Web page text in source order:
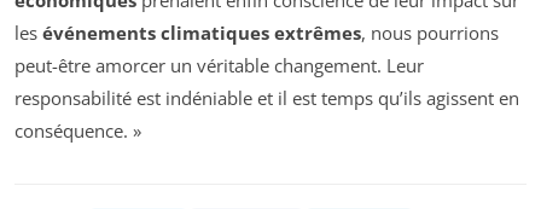
les événements climatiques extrêmes, nous pourrions
peut-être amorcer un véritable changement. Leur
responsabilité est indéniable et il est temps qu’ils agissent en
conséquence. »